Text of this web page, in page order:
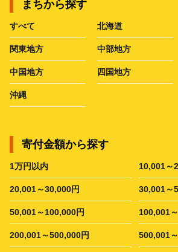
まちから探す
すべて 北海道
関東地方 中部地方
中国地方 四国地方
沖縄
寄付金額から探す
1万円以内 10,001～
20,001～30,000円 30,001～
50,001～100,000円 100,001
200,001～500,000円 500,001